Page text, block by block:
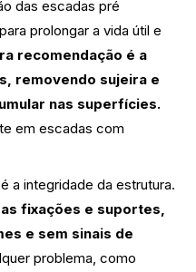
das escadas pré
prolongar a vida útil e
recomendação é a
removendo sujeira e
nas superfícies.
em escadas com
a integridade da estrutura.
fixações e suportes,
e sem sinais de
problema, como